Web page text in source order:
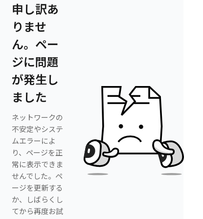
申し訳あ
りませ
ん。ペー
ジに問題
が発生し
ました
ネットワークの
不安定やシステ
ムエラーによ
り、ページを正
常に表示できま
せんでした。ペ
ージを更新する
か、しばらくし
てから再度お試